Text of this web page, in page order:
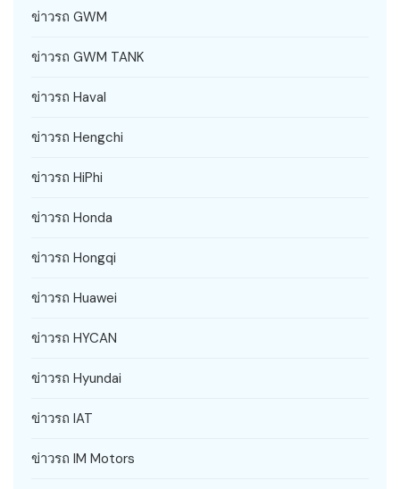
ข่าวรถ GWM
ข่าวรถ GWM TANK
ข่าวรถ Haval
ข่าวรถ Hengchi
ข่าวรถ HiPhi
ข่าวรถ Honda
ข่าวรถ Hongqi
ข่าวรถ Huawei
ข่าวรถ HYCAN
ข่าวรถ Hyundai
ข่าวรถ IAT
ข่าวรถ IM Motors